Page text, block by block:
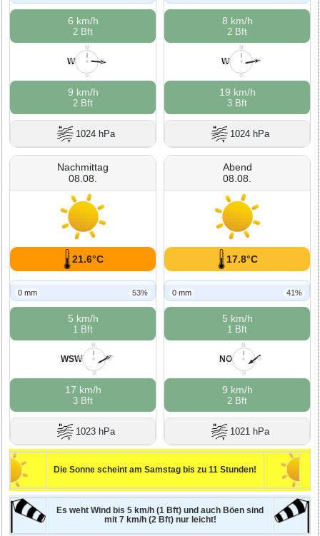
6 km/h
2 Bft
N
O
S
W
W
9 km/h
2 Bft
1024 hPa
8 km/h
2 Bft
N
O
S
W
W
19 km/h
3 Bft
1024 hPa
Nachmittag
08.08.
21.6°C
0 mm 53%
5 km/h
1 Bft
N
O
S
W
WSW
17 km/h
3 Bft
1023 hPa
Abend
08.08.
17.8°C
0 mm 41%
5 km/h
1 Bft
N
O
S
W
NO
9 km/h
2 Bft
1021 hPa
Die Sonne scheint am Samstag bis zu 11 Stunden!
Es weht Wind bis 5 km/h (1 Bft) und auch Böen sind
mit 7 km/h (2 Bft) nur leicht!